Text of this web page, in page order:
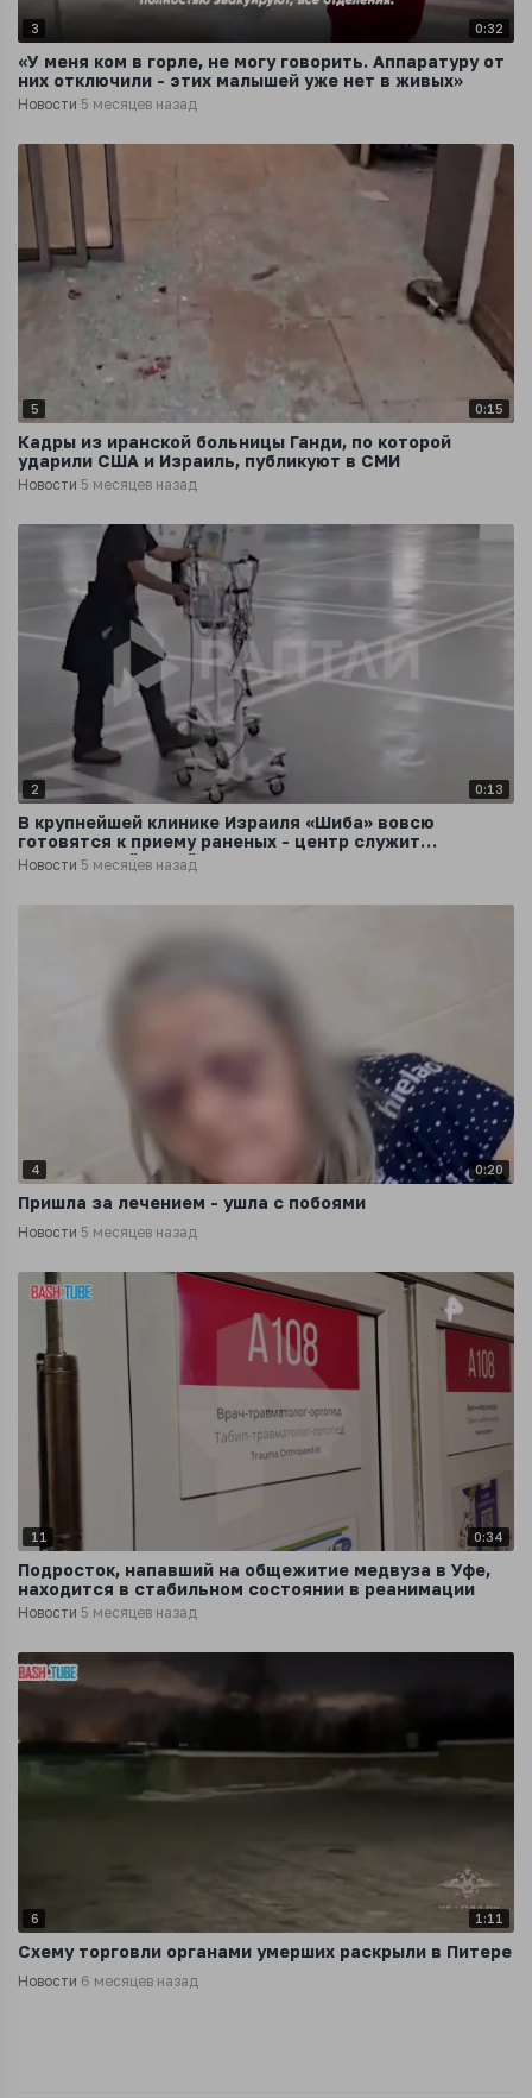
3 0:32
«У меня ком в горле, не могу говорить. Аппаратуру от
них отключили - этих малышей уже нет в живых»
Новости 5 месяцев назад
5 0:15
Кадры из иранской больницы Ганди, по которой
ударили США и Израиль, публикуют в СМИ
Новости 5 месяцев назад
2 0:13
В крупнейшей клинике Израиля «Шиба» вовсю
готовятся к приему раненых - центр служит
медицинской базой ЦАХАЛ
Новости 5 месяцев назад
4 0:20
Пришла за лечением - ушла с побоями
Новости 5 месяцев назад
11 0:34
Подросток, напавший на общежитие медвуза в Уфе,
находится в стабильном состоянии в реанимации
Новости 5 месяцев назад
6 1:11
Схему торговли органами умерших раскрыли в Питере
Новости 6 месяцев назад